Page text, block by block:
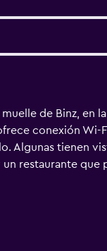
de Binz, en
conexión Wi-
Algunas tienen
restaurante
en barco.
estación de tren